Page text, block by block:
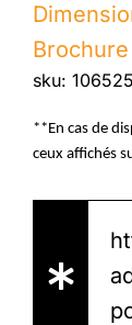
Brochure
sku:
**En cas de
ceux affichés